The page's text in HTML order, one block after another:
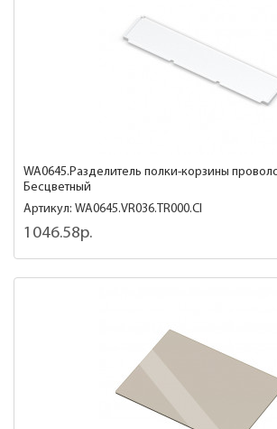
WA0645.Разделитель полки-корзины
Бесцветный
Артикул: WA0645.VR036.TR000.CI
1046.58р.